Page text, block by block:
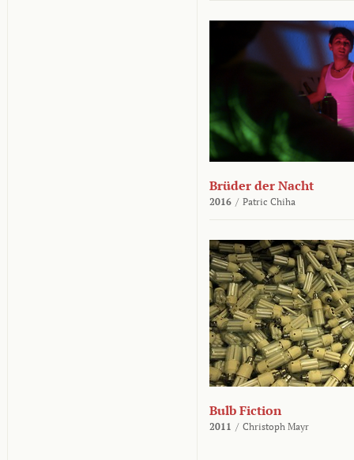
Brüder der Nacht
2016 / Patric Chiha
Bulb Fiction
2011 / Christoph Mayr